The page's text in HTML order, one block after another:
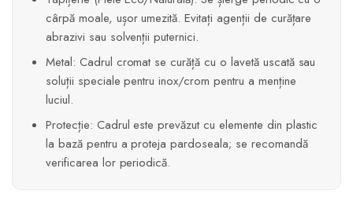
cârpă moale, ușor umezită. Evitați agenții de curățare
abrazivi sau solvenții puternici.
Metal: Cadrul cromat se curăță cu o lavetă uscată sau
soluții speciale pentru inox/crom pentru a menține
luciul.
Protecție: Cadrul este prevăzut cu elemente din plastic
la bază pentru a proteja pardoseala; se recomandă
verificarea lor periodică.